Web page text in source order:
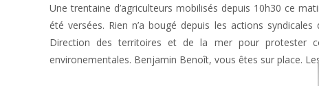
Une trentaine d’agriculteurs mobilisés depuis 10h30 ce
été versées. Rien n’a bougé depuis les actions
Direction des territoires et de la mer pour protester
environementales. Benjamin Benoît, vous êtes sur place.